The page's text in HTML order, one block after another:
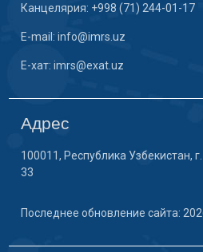
Канцелярия: +998 (71) 244-01-17
E-mail: info@imrs.uz
E-хат: imrs@exat.uz
Адрес
100011, Республика Узбекистан,
33
Последнее обновление сайта: